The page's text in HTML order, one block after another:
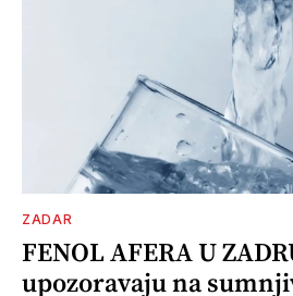
ZADAR
FENOL AFERA U
upozoravaju na